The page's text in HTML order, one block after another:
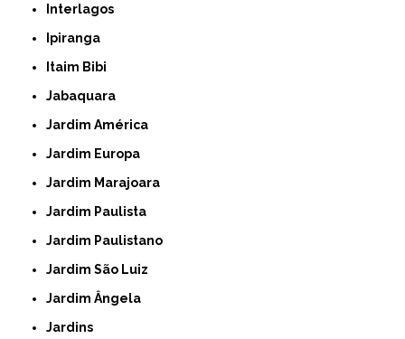
Interlagos
Ipiranga
Itaim Bibi
Jabaquara
Jardim América
Jardim Europa
Jardim Marajoara
Jardim Paulista
Jardim Paulistano
Jardim São Luiz
Jardim Ângela
Jardins